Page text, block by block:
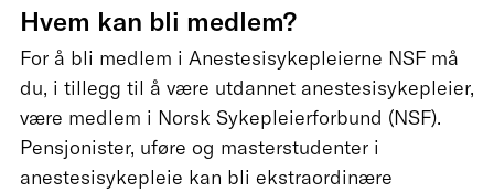
Hvem kan bli medlem?
For å bli medlem i Anestesisykepleierne NSF må
du, i tillegg til å være utdannet anestesisykepleier,
være medlem i Norsk Sykepleierforbund (NSF).
Pensjonister, uføre og masterstudenter i
anestesisykepleie kan bli ekstraordinære